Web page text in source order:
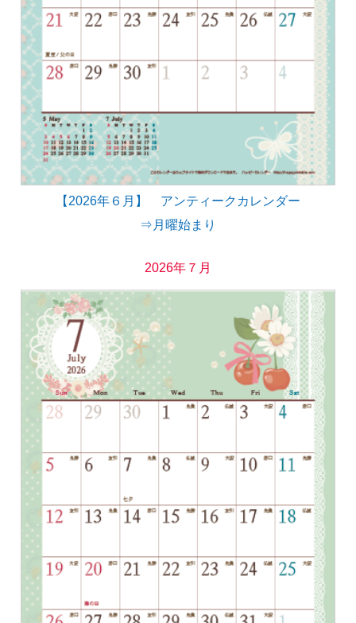
【2026年６月】 アンティークカレンダー
⇒月曜始まり
2026年７月